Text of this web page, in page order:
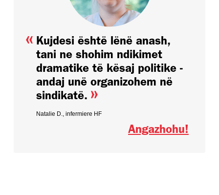
« Kujdesi është lënë anash,
tani ne shohim ndikimet
dramatike të kësaj politike -
andaj unë organizohem në
sindikatë. »
Natalie D., infermiere HF
Angazhohu!